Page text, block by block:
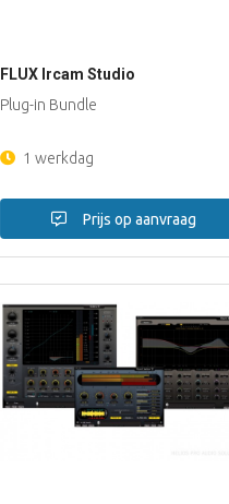
FLUX Ircam Studio
Plug-in Bundle
1 werkdag
Prijs op aanvraag